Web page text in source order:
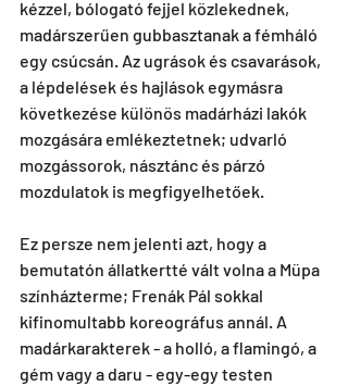
kézzel, bólogató fejjel közlekednek,
madárszerűen gubbasztanak a fémháló
egy csúcsán. Az ugrások és csavarások,
a lépdelések és hajlások egymásra
következése különös madárházi lakók
mozgására emlékeztetnek; udvarló
mozgássorok, násztánc és párzó
mozdulatok is megfigyelhetőek.
Ez persze nem jelenti azt, hogy a
bemutatón állatkertté vált volna a Müpa
színházterme; Frenák Pál sokkal
kifinomultabb koreográfus annál. A
madárkarakterek - a holló, a flamingó, a
gém vagy a daru - egy-egy testen